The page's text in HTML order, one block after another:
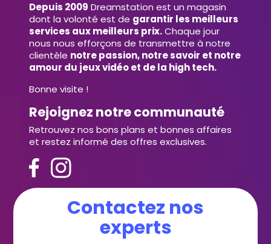
Depuis 2009 Dreamstation est un magasin
dont la volonté est de garantir les meilleurs
services aux meilleurs prix.Chaque jour
nous nous efforçons de transmettre à notre
clientèle notre passion, notre savoir et notre
amour du jeux vidéo et de la high tech.
Bonne visite !
Rejoignez notre communauté
Retrouvez nos bons plans et bonnes affaires
et restez informé des offres exclusives.
Contactez nos
experts